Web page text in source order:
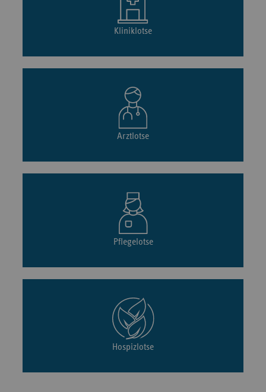
Kliniklotse
Arztlotse
Pflegelotse
Hospizlotse